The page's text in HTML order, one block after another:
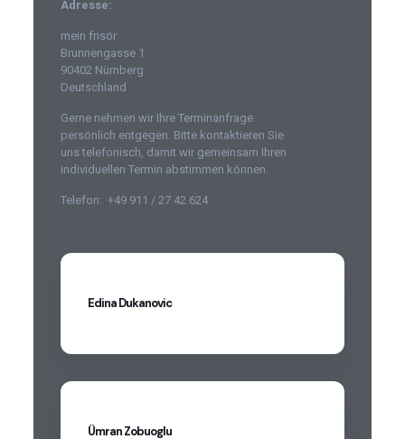
Adresse:
mein frisör
Brunnengasse 1
90402 Nürnberg
Deutschland
Gerne nehmen wir Ihre Terminanfrage
persönlich entgegen. Bitte kontaktieren Sie
uns telefonisch, damit wir gemeinsam Ihren
individuellen Termin abstimmen können.
Telefon: +49 911 / 27 42 624
Edina Dukanovic
Ümran Zobuoglu